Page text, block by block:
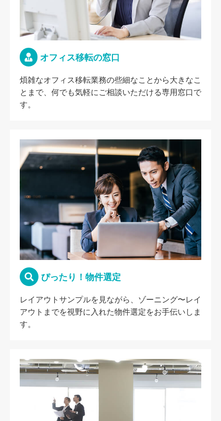
オフィス移転の窓口
煩雑なオフィス移転業務の些細なことから大きなこ
とまで、何でも気軽にご相談いただける専用窓口で
す。
ぴったり！物件選定
レイアウトサンプルを見ながら、ゾーニング〜レイ
アウトまでを視野に入れた物件選定をお手伝いしま
す。